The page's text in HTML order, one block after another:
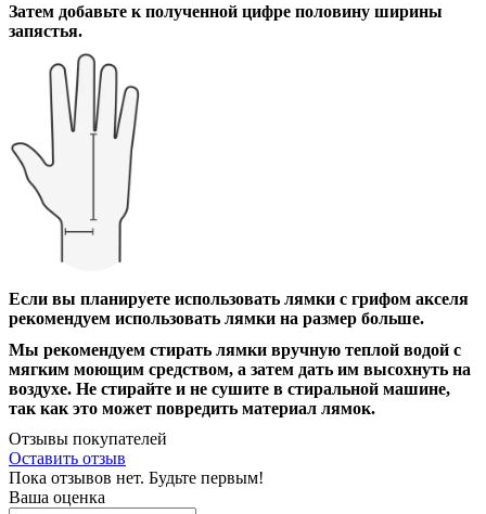
Затем добавьте к полученной цифре половину ширины
запястья.
Если вы планируете использовать лямки с грифом акселя
рекомендуем использовать лямки на размер больше.
Мы рекомендуем стирать лямки вручную теплой водой с
мягким моющим средством, а затем дать им высохнуть на
воздухе. Не стирайте и не сушите в стиральной машине,
так как это может повредить материал лямок.
Отзывы покупателей
Оставить отзыв
Пока отзывов нет. Будьте первым!
Ваша оценка